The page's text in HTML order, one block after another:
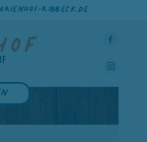
RIBBECK.DE